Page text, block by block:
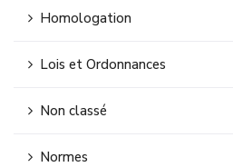
Homologation
Lois et Ordonnances
Non classé
Normes